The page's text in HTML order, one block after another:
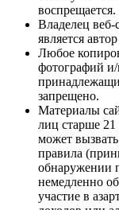
воспрещается.
Владелец
является
Любое
фотографий и/
запрещено.
Материалы
лиц старше 21
может
правила
обнаружении
немедленно
участие в